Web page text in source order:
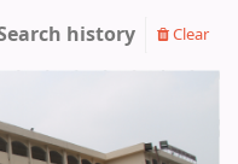
Library
history Clear